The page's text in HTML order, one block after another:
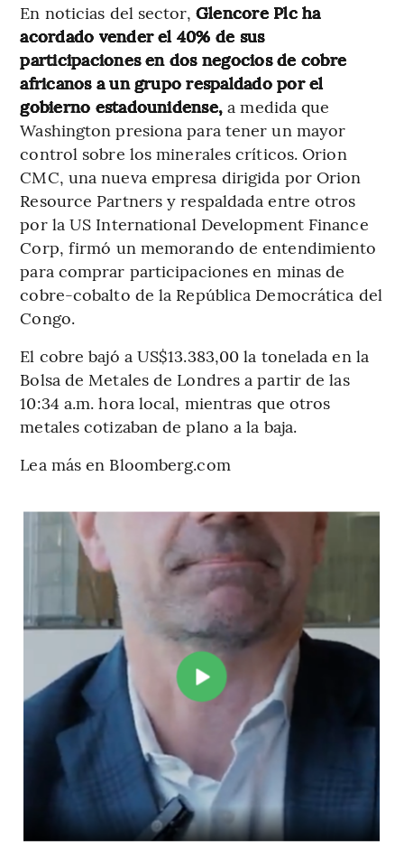
En noticias del sector, Glencore Plc ha
acordado vender el 40% de sus
participaciones en dos negocios de cobre
africanos a un grupo respaldado por el
gobierno estadounidense, a medida que
Washington presiona para tener un mayor
control sobre los minerales críticos. Orion
CMC, una nueva empresa dirigida por Orion
Resource Partners y respaldada entre otros
por la US International Development Finance
Corp, firmó un memorando de entendimiento
para comprar participaciones en minas de
cobre-cobalto de la República Democrática del
Congo.
El cobre bajó a US$13.383,00 la tonelada en la
Bolsa de Metales de Londres a partir de las
10:34 a.m. hora local, mientras que otros
metales cotizaban de plano a la baja.
Lea más en Bloomberg.com